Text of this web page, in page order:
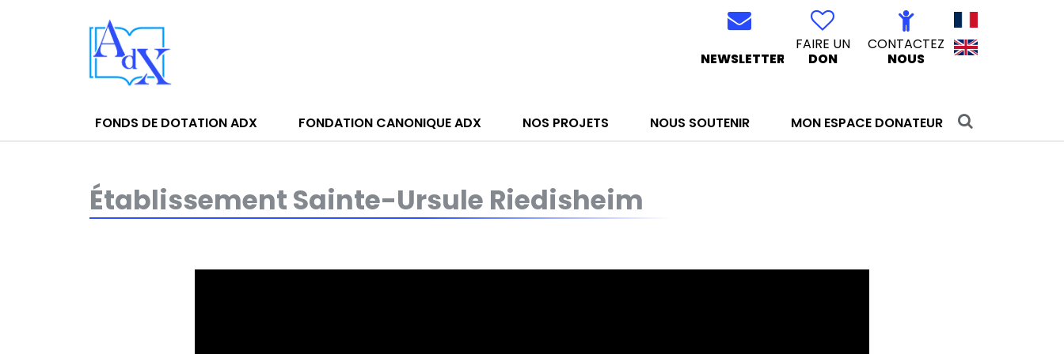
NEWSLETTER
FAIRE UN
DON
CONTACTEZ
NOUS
FONDS DE DOTATION ADX FONDATION CANONIQUE ADX NOS PROJETS NOUS SOUTENIR MON ESPACE DONATEUR
Établissement Sainte-Ursule Riedisheim